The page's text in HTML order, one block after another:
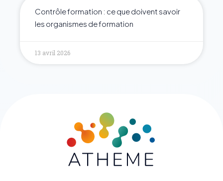
Contrôle formation : ce que doivent savoir
les organismes de formation
13 avril 2026